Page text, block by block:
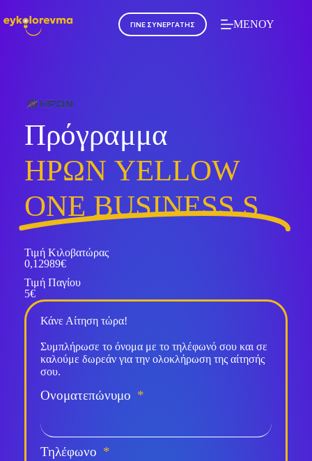
ΓΙΝΕ ΣΥΝΕΡΓΑΤΗΣ ΜΕΝΟΥ
Πρόγραμμα
ΗΡΩΝ YELLOW
ONE BUSINESS S
Τιμή Κιλοβατώρας
0,12989€
Τιμή Παγίου
5€
Κάνε Αίτηση τώρα!
Συμπλήρωσε το όνομα με το τηλέφωνό σου και σε
καλούμε δωρεάν για την ολοκλήρωση της αίτησής
σου.
Ονοματεπώνυμο
Τηλέφωνο